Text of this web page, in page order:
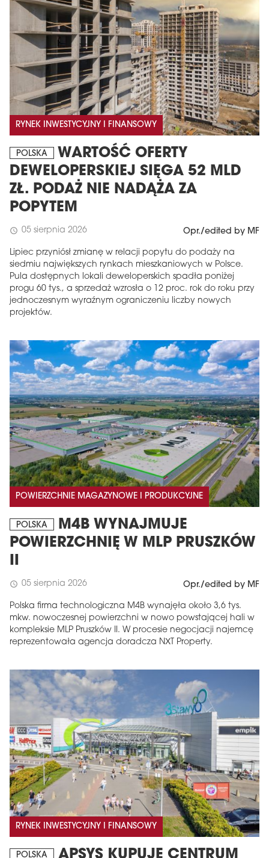
RYNEK INWESTYCYJNY I FINANSOWY
POLSKA
WARTOŚĆ OFERTY
DEWELOPERSKIEJ SIĘGA 52 MLD
ZŁ. PODAŻ NIE NADĄŻA ZA
POPYTEM
schedule 05 sierpnia 2026 Opr./edited by MF
Lipiec przyniósł zmianę w relacji popytu do podaży na
siedmiu największych rynkach mieszkaniowych w Polsce.
Pula dostępnych lokali deweloperskich spadła poniżej
progu 60 tys., a sprzedaż wzrosła o 12 proc. rok do roku przy
jednoczesnym wyraźnym ograniczeniu liczby nowych
projektów.
POWIERZCHNIE MAGAZYNOWE I PRODUKCYJNE
POLSKA
M4B WYNAJMUJE
POWIERZCHNIĘ W MLP PRUSZKÓW
II
schedule 05 sierpnia 2026 Opr./edited by MF
Polska firma technologiczna M4B wynajęła około 3,6 tys.
mkw. nowoczesnej powierzchni w nowo powstającej hali w
kompleksie MLP Pruszków II. W procesie negocjacji najemcę
reprezentowała agencja doradcza NXT Property.
RYNEK INWESTYCYJNY I FINANSOWY
POLSKA APSYS KUPUJE CENTRUM